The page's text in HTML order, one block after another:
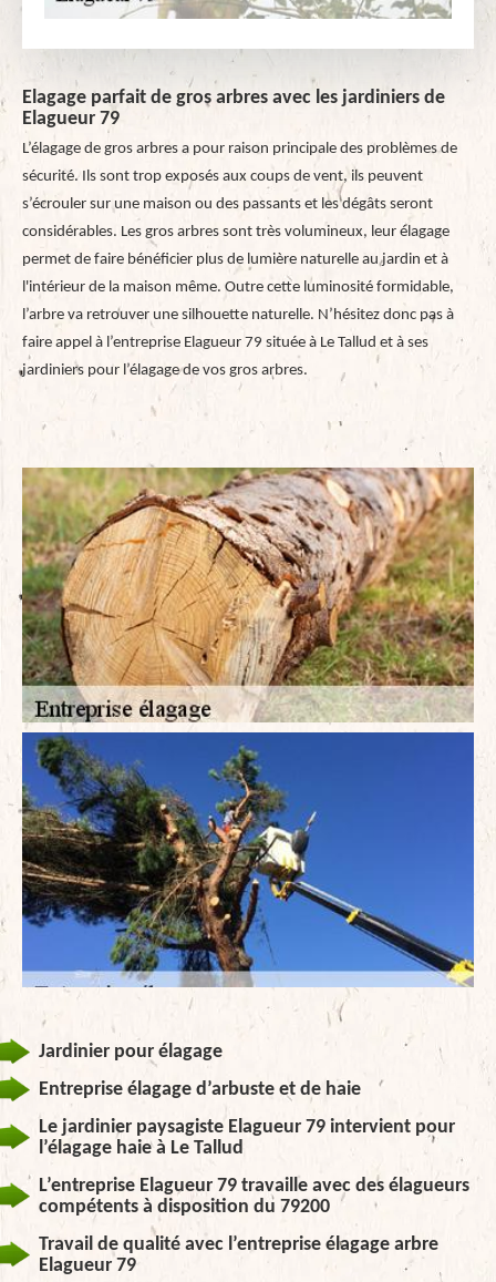
Elagage parfait de gros arbres avec les jardiniers de
Elagueur 79
L’élagage de gros arbres a pour raison principale des problèmes de
sécurité. Ils sont trop exposés aux coups de vent, ils peuvent
s’écrouler sur une maison ou des passants et les dégâts seront
considérables. Les gros arbres sont très volumineux, leur élagage
permet de faire bénéficier plus de lumière naturelle au jardin et à
l'intérieur de la maison même. Outre cette luminosité formidable,
l’arbre va retrouver une silhouette naturelle. N’hésitez donc pas à
faire appel à l’entreprise Elagueur 79 située à Le Tallud et à ses
jardiniers pour l’élagage de vos gros arbres.
Jardinier pour élagage
Entreprise élagage d’arbuste et de haie
Le jardinier paysagiste Elagueur 79 intervient pour
l’élagage haie à Le Tallud
L’entreprise Elagueur 79 travaille avec des élagueurs
compétents à disposition du 79200
Travail de qualité avec l’entreprise élagage arbre
Elagueur 79